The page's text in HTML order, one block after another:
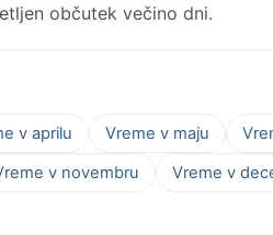
občutek večino dni.
v aprilu Vreme v maju
v novembru Vreme v